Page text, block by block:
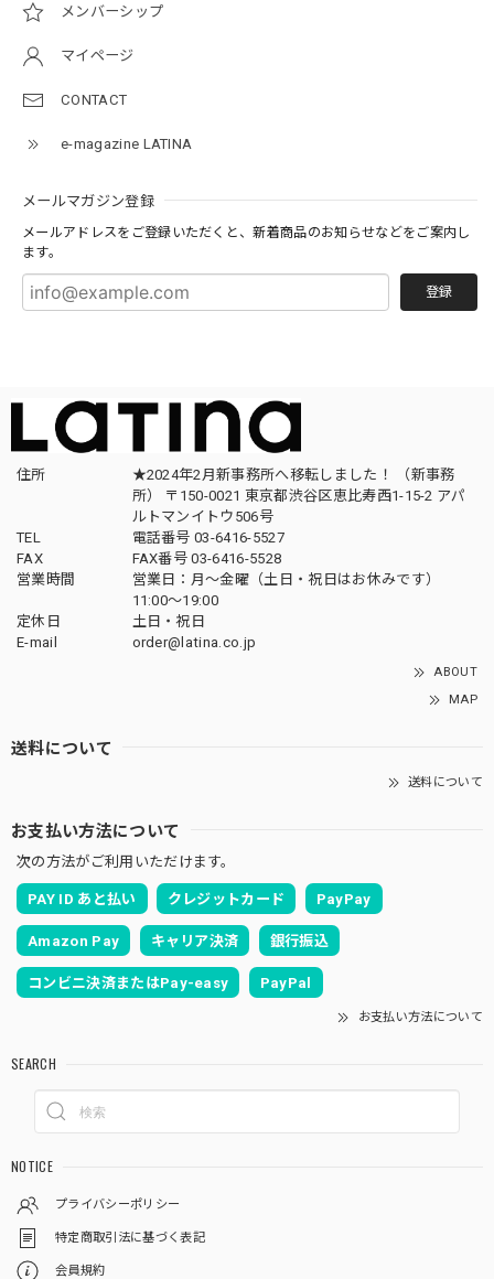
メンバーシップ
マイページ
CONTACT
e-magazine LATINA
メールマガジン登録
メールアドレスをご登録いただくと、新着商品のお知らせなどをご案内し
ます。
登録
住所
★2024年2月新事務所へ移転しました！ （新事務
所） 〒150-0021 東京都渋谷区恵比寿西1-15-2 アパ
ルトマンイトウ506号
TEL
電話番号 03-6416-5527
FAX
FAX番号 03-6416-5528
営業時間
営業日：月〜金曜（土日・祝日はお休みです）
11:00〜19:00
定休日
土日・祝日
E-mail
order@latina.co.jp
ABOUT
MAP
送料について
送料について
お支払い方法について
次の方法がご利用いただけます。
PAY ID あと払い クレジットカード PayPay
Amazon Pay キャリア決済 銀行振込
コンビニ決済またはPay-easy PayPal
お支払い方法について
SEARCH
NOTICE
プライバシーポリシー
特定商取引法に基づく表記
会員規約